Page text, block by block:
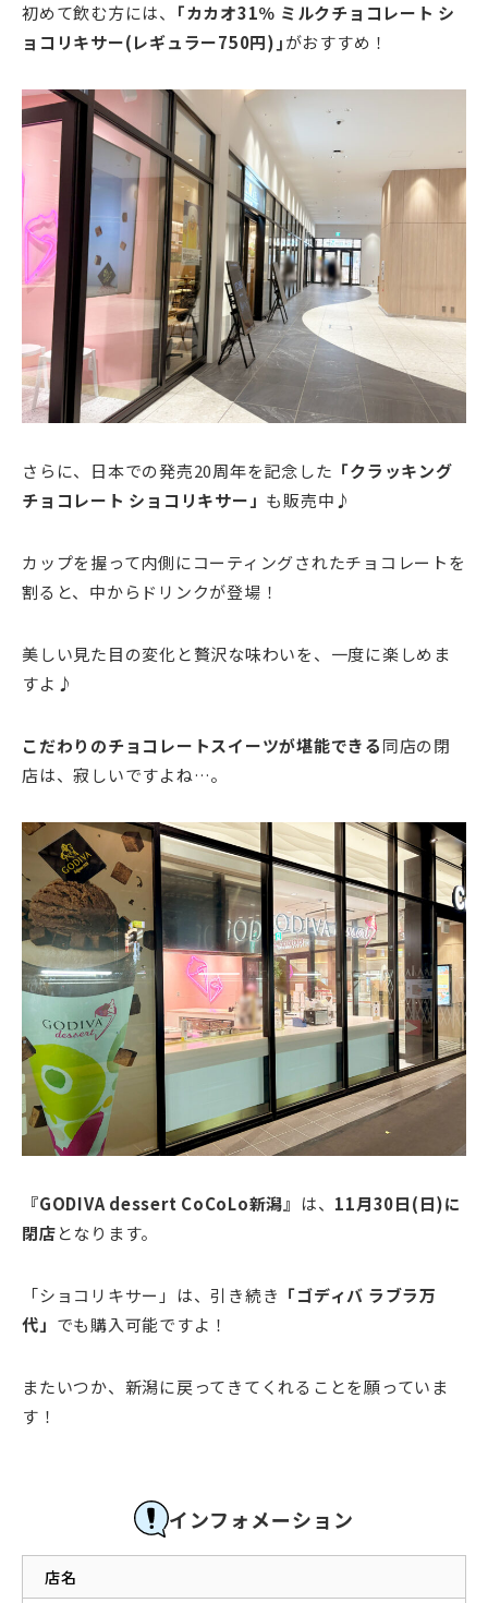
初めて飲む方には、
｢カカオ31％ ミルクチョコレート シ
ョコリキサー(レギュラー750円)｣がおすすめ！
さらに、日本での発売20周年を記念した 「クラッキング
チョコレート ショコリキサー」 も販売中♪
カップを握って内側にコーティングされたチョコレートを
割ると、中からドリンクが登場！
美しい見た目の変化と贅沢な味わいを、一度に楽しめま
すよ♪
こだわりのチョコレートスイーツが堪能できる同店の閉
店は、寂しいですよね…。
『GODIVA dessert CoCoLo新潟』 は、 11月30日(日)に
閉店となります。
「ショコリキサー」は、引き続き 「ゴディバ ラブラ万
代」 でも購入可能ですよ！
またいつか、新潟に戻ってきてくれることを願っていま
す！
インフォメーション
店名